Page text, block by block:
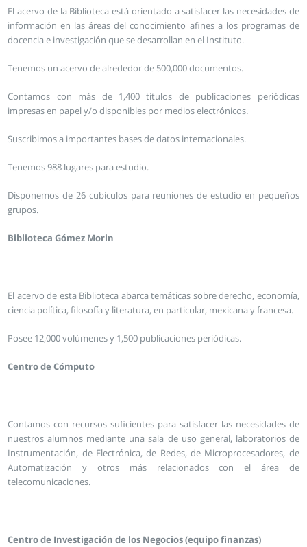
El acervo de la Biblioteca está orientado a satisfacer las necesidades de
información en las áreas del conocimiento afines a los programas de
docencia e investigación que se desarrollan en el Instituto.
Tenemos un acervo de alrededor de 500,000 documentos.
Contamos con más de 1,400 títulos de publicaciones periódicas
impresas en papel y/o disponibles por medios electrónicos.
Suscribimos a importantes bases de datos internacionales.
Tenemos 988 lugares para estudio.
Disponemos de 26 cubículos para reuniones de estudio en pequeños
grupos.
Biblioteca Gómez Morin
El acervo de esta Biblioteca abarca temáticas sobre derecho, economía,
ciencia política, filosofía y literatura, en particular, mexicana y francesa.
Posee 12,000 volúmenes y 1,500 publicaciones periódicas.
Centro de Cómputo
Contamos con recursos suficientes para satisfacer las necesidades de
nuestros alumnos mediante una sala de uso general, laboratorios de
Instrumentación, de Electrónica, de Redes, de Microprocesadores, de
Automatización y otros más relacionados con el área de
telecomunicaciones.
Centro de Investigación de los Negocios (equipo finanzas)